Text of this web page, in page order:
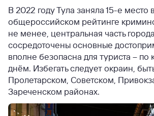
В 2022 году Тула заняла 15-е место в
общероссийском рейтинге
не менее, центральная часть
сосредоточены основные
вполне безопасна для туриста – по
днём. Избегать следует окраин,
Пролетарском, Советском,
Зареченском районах.